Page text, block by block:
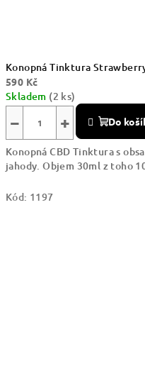
Konopná Tinktura
590 Kč
Skladem (2 ks)
+
− Do
Konopná CBD Tinktura s
jahody. Objem 30ml z toho
Kód: 1197